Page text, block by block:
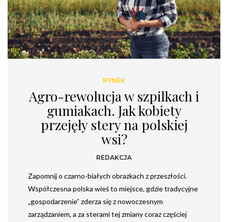
RYNEK
Agro-rewolucja w szpilkach i
gumiakach. Jak kobiety
przejęły stery na polskiej
wsi?
REDAKCJA
Zapomnij o czarno-białych obrazkach z przeszłości.
Współczesna polska wieś to miejsce, gdzie tradycyjne
„gospodarzenie” zderza się z nowoczesnym
zarządzaniem, a za sterami tej zmiany coraz częściej